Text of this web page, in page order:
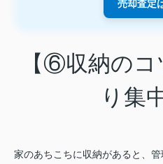
売却査定
【⑥収納のコ
り集
家のあちこちに収納があると、管